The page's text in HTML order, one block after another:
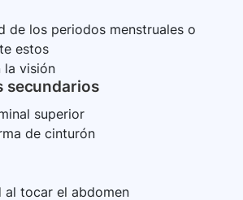
de los periodos menstruales o
estos
la visión
secundarios
superior
de cinturón
al tocar el abdomen